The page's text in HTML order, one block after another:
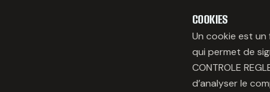
COOKIES
Un cookie est un
qui permet de
CONTROLE
d’analyser le